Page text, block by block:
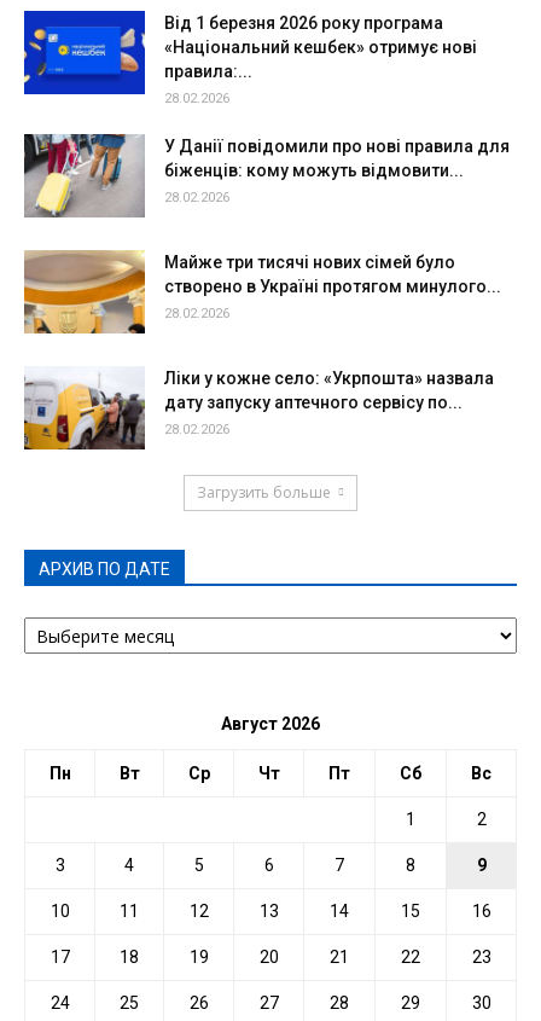
Від 1 березня 2026 року програма
«Національний кешбек» отримує нові
правила:...
28.02.2026
У Данії повідомили про нові правила для
біженців: кому можуть відмовити...
28.02.2026
Майже три тисячі нових сімей було
створено в Україні протягом минулого...
28.02.2026
Ліки у кожне село: «Укрпошта» назвала
дату запуску аптечного сервісу по...
28.02.2026
Загрузить больше
АРХИВ ПО ДАТЕ
АРХИВ
ПО
Август 2026
Пн Вт Ср Чт Пт Сб Вс
1 2
3 4 5 6 7 8 9
10 11 12 13 14 15 16
17 18 19 20 21 22 23
24 25 26 27 28 29 30